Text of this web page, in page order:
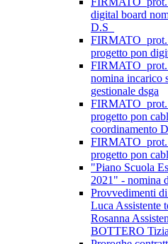
digital board
D.S_
progetto pon
nomina incarico
gestionale dsga
progetto pon
coordinamento
progetto pon
"Piano Scuola
2021" - nomina
Provvedimenti
Luca Assistente
Rosanna
BOTTERO